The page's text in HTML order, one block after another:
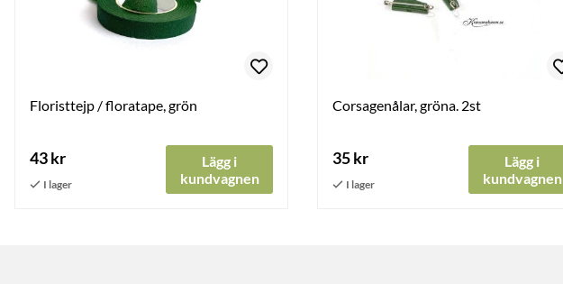
Floristtejp / floratape, grön
43 kr
Lägg i
kundvagnen
Corsagenålar, gröna. 2st
35 kr
Lägg i
kundvagnen